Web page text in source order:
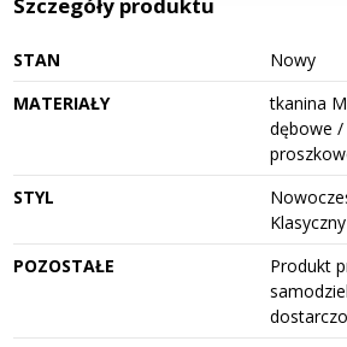
Szczegóły produktu
STAN
Nowy
MATERIAŁY
tkanina
dębowe
STYL
Klasyczny
POZOSTAŁE
Produkt